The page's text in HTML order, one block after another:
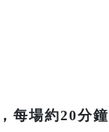
每場約20分鐘